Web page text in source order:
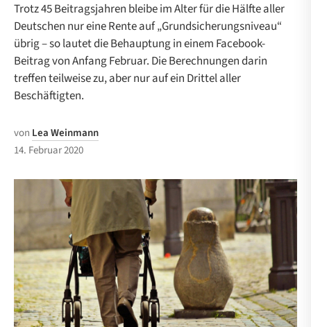
Trotz 45 Beitragsjahren bleibe im Alter für die Hälfte aller
Deutschen nur eine Rente auf „Grundsicherungsniveau“
übrig – so lautet die Behauptung in einem Facebook-
Beitrag von Anfang Februar. Die Berechnungen darin
treffen teilweise zu, aber nur auf ein Drittel aller
Beschäftigten.
von Lea Weinmann
14. Februar 2020